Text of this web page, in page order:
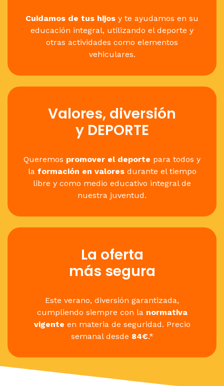
Cuidamos de tus hijos y te ayudamos en su
educación integral, utilizando el deporte y
otras actividades como elementos
vehiculares.
Valores, diversión
y DEPORTE
Queremos promover el deporte para todos y
la formación en valoresdurante el tiempo
libre y como medio educativo integral de
nuestra juventud.
La oferta
más segura
Este verano, diversión garantizada,
cumpliendo siempre con la normativa
vigente en materia de seguridad. Precio
semanal desde 84€.*